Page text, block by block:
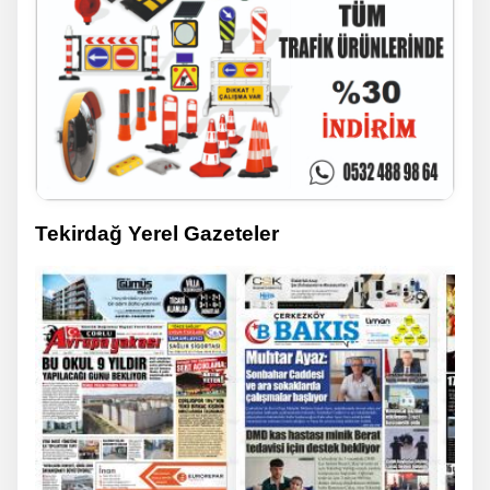
Tekirdağ Yerel Gazeteler